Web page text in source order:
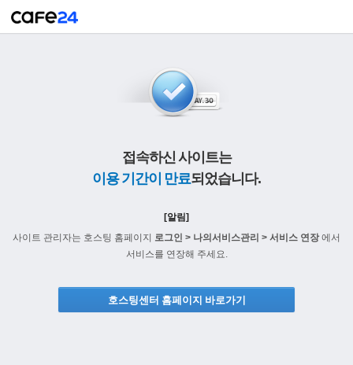
접속하신 사이트는
이용 기간이 만료되었습니다.
[알림]
사이트 관리자는 호스팅 홈페이지 로그인 > 나의서비스관리 > 서비스 연장에서
서비스를 연장해 주세요.
호스팅센터 홈페이지 바로가기